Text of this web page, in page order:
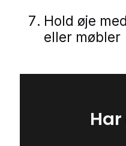
Hold øje
eller møbler